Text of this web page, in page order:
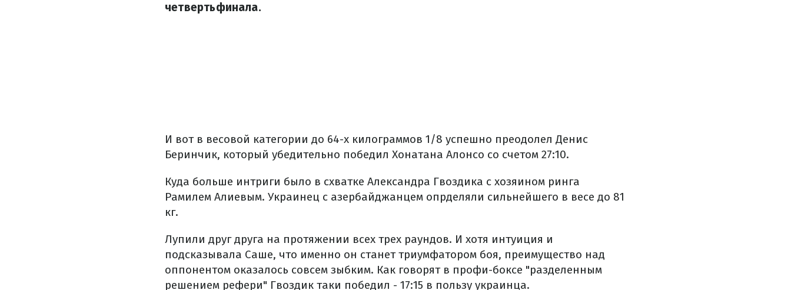
четвертьфинала.
И вот в весовой категории до 64-х килограммов 1/8 успешно преодолел Денис
Беринчик, который убедительно победил Хонатана Алонсо со счетом 27:10.
Куда больше интриги было в схватке Александра Гвоздика с хозяином ринга
Рамилем Алиевым. Украинец с азербайджанцем опрделяли сильнейшего в весе до 81
кг.
Лупили друг друга на протяжении всех трех раундов. И хотя интуиция и
подсказывала Саше, что именно он станет триумфатором боя, преимущество над
оппонентом оказалось совсем зыбким. Как говорят в профи-боксе "разделенным
решением рефери" Гвоздик таки победил - 17:15 в пользу украинца.